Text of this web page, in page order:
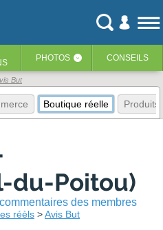
PHOTOS ‹ CONSEILS
But
Boutique réelle Produits
du-Poitou)
des membres
réèls Avis But